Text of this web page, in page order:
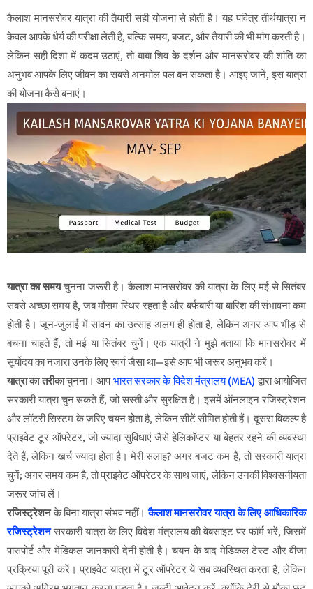
कैलाश मानसरोवर यात्रा की तैयारीसही योजना से होती है। यह पवित्र तीर्थयात्रा न
केवल आपके धैर्य की परीक्षा लेती है, बल्कि समय, बजट, और तैयारी की भी मांग करती है।
लेकिन सही दिशा में कदम उठाएं, तो बाबा शिव के दर्शन और मानसरोवर की शांति का
अनुभव आपके लिए जीवन का सबसे अनमोल पल बन सकता है। आइए जानें, इस यात्रा
की योजना कैसे बनाएं।
यात्रा का समयचुनना जरूरी है। कैलाश मानसरोवर की यात्रा के लिए मई से सितंबर
सबसे अच्छा समय है, जब मौसम स्थिर रहता है और बर्फबारी या बारिश की संभावना कम
होती है। जून-जुलाई में सावन का उत्साह अलग ही होता है, लेकिन अगर आप भीड़ से
बचना चाहते हैं, तो मई या सितंबर चुनें। एक यात्री ने मुझे बताया कि मानसरोवर में
सूर्योदय का नजारा उनके लिए स्वर्ग जैसा था—इसे आप भी जरूर अनुभव करें।
यात्रा का तरीकाचुनना। आपभारत सरकार के विदेश मंत्रालय (MEA)द्वारा आयोजित
सरकारी यात्रा चुन सकते हैं, जो सस्ती और सुरक्षित है। इसमें ऑनलाइन रजिस्ट्रेशन
और लॉटरी सिस्टम के जरिए चयन होता है, लेकिन सीटें सीमित होती हैं। दूसरा विकल्प है
प्राइवेट टूर ऑपरेटर, जो ज्यादा सुविधाएं जैसे हेलिकॉप्टर या बेहतर रहने की व्यवस्था
देते हैं, लेकिन खर्च ज्यादा होता है। मेरी सलाह? अगर बजट कम है, तो सरकारी यात्रा
चुनें; अगर समय कम है, तो प्राइवेट ऑपरेटर के साथ जाएं, लेकिन उनकी विश्वसनीयता
जरूर जांच लें।
रजिस्ट्रेशनके बिना यात्रा संभव नहीं।कैलाश मानसरोवर यात्रा के लिए आधिकारिक
रजिस्ट्रेशनसरकारी यात्रा के लिए विदेश मंत्रालय की वेबसाइट पर फॉर्म भरें, जिसमें
पासपोर्ट और मेडिकल जानकारी देनी होती है। चयन के बाद मेडिकल टेस्ट और वीजा
प्रक्रिया पूरी करें। प्राइवेट यात्रा में टूर ऑपरेटर ये सब व्यवस्थित करता है, लेकिन